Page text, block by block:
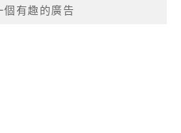
個有趣的廣告